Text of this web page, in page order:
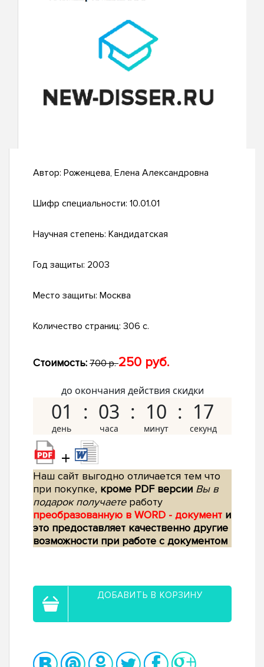
Автор: Роженцева, Елена Александровна
Шифр специальности: 10.01.01
Научная степень: Кандидатская
Год защиты: 2003
Место защиты: Москва
Количество страниц: 306 с.
Стоимость: 700 р.250 руб.
до окончания действия скидки
01 03 10 16
+
Наш сайт выгодно отличается тем что
при покупке, кроме PDF версии Вы в
подарок получаетеработу
преобразованную в WORD - документ и
это предоставляет качественно другие
возможности при работе с документом
ДОБАВИТЬ В КОРЗИНУ